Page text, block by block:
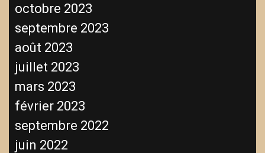
octobre 2023
septembre 2023
août 2023
juillet 2023
mars 2023
février 2023
septembre 2022
juin 2022